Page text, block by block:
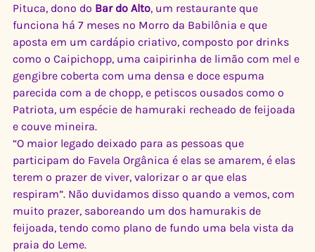
Pituca, dono do Bar do Alto, um restaurante que
funciona há 7 meses no Morro da Babilônia e que
aposta em um cardápio criativo, composto por drinks
como o Caipichopp, uma caipirinha de limão com mel e
gengibre coberta com uma densa e doce espuma
parecida com a de chopp, e petiscos ousados como o
Patriota, um espécie de hamuraki recheado de feijoada
e couve mineira.
“O maior legado deixado para as pessoas que
participam do Favela Orgânica é elas se amarem, é elas
terem o prazer de viver, valorizar o ar que elas
respiram”. Não duvidamos disso quando a vemos, com
muito prazer, saboreando um dos hamurakis de
feijoada, tendo como plano de fundo uma bela vista da
praia do Leme.